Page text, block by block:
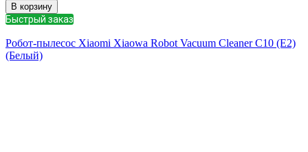
В корзину
Быстрый заказ
Робот-пылесос Xiaomi Xiaowa Robot Vacuum Cleaner C10 (E2)
(Белый)